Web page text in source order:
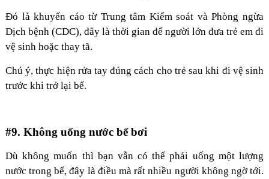
Đó là khuyến cáo từ Trung tâm Kiểm soát và Phòng ngừa
Dịch bệnh (CDC), đây là thời gian để người lớn đưa trẻ em đi
vệ sinh hoặc thay tã.
Chú ý, thực hiện rửa tay đúng cách cho trẻ sau khi đi vệ sinh
trước khi trở lại bể.
#9. Không uống nước bể bơi
Dù không muốn thì bạn vẫn có thể phải uống một lượng
nước trong bể, đây là điều mà rất nhiều người không ngờ tới.